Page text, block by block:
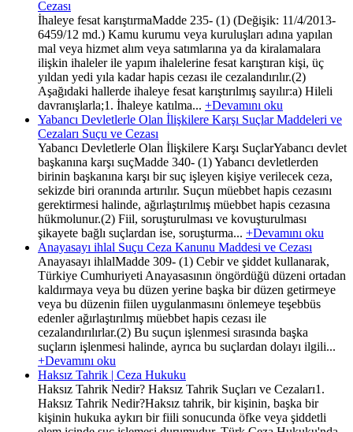
Cezası
İhaleye fesat karıştırmaMadde 235- (1) (Değişik: 11/4/2013-
6459/12 md.) Kamu kurumu veya kuruluşları adına yapılan
mal veya hizmet alım veya satımlarına ya da kiralamalara
ilişkin ihaleler ile yapım ihalelerine fesat karıştıran kişi, üç
yıldan yedi yıla kadar hapis cezası ile cezalandırılır.(2)
Aşağıdaki hallerde ihaleye fesat karıştırılmış sayılır:a) Hileli
davranışlarla;1. İhaleye katılma... +Devamını oku
Yabancı Devletlerle Olan İlişkilere Karşı Suçlar Maddeleri ve
Cezaları Suçu ve Cezası
Yabancı Devletlerle Olan İlişkilere Karşı SuçlarYabancı devlet
başkanına karşı suçMadde 340- (1) Yabancı devletlerden
birinin başkanına karşı bir suç işleyen kişiye verilecek ceza,
sekizde biri oranında artırılır. Suçun müebbet hapis cezasını
gerektirmesi halinde, ağırlaştırılmış müebbet hapis cezasına
hükmolunur.(2) Fiil, soruşturulması ve kovuşturulması
şikayete bağlı suçlardan ise, soruşturma... +Devamını oku
Anayasayı ihlal Suçu Ceza Kanunu Maddesi ve Cezası
Anayasayı ihlalMadde 309- (1) Cebir ve şiddet kullanarak,
Türkiye Cumhuriyeti Anayasasının öngördüğü düzeni ortadan
kaldırmaya veya bu düzen yerine başka bir düzen getirmeye
veya bu düzenin fiilen uygulanmasını önlemeye teşebbüs
edenler ağırlaştırılmış müebbet hapis cezası ile
cezalandırılırlar.(2) Bu suçun işlenmesi sırasında başka
suçların işlenmesi halinde, ayrıca bu suçlardan dolayı ilgili...
+Devamını oku
Haksız Tahrik | Ceza Hukuku
Haksız Tahrik Nedir? Haksız Tahrik Suçları ve Cezaları1.
Haksız Tahrik Nedir?Haksız tahrik, bir kişinin, başka bir
kişinin hukuka aykırı bir fiili sonucunda öfke veya şiddetli